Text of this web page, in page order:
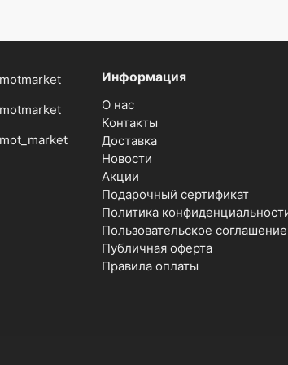
Информация
О нас
Контакты
Доставка
Новости
Акции
Подарочный сертификат
Политика
Пользовательское соглашение
Публичная оферта
Правила оплаты